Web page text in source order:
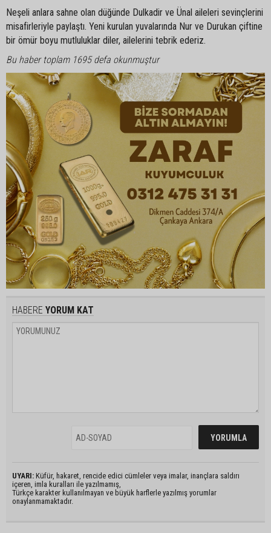
Neşeli anlara sahne olan düğünde Dulkadir ve Ünal aileleri sevinçlerini
misafirleriyle paylaştı. Yeni kurulan yuvalarında Nur ve Durukan çiftine
bir ömür boyu mutluluklar diler, ailelerini tebrik ederiz.
Bu haber toplam 1695 defa okunmuştur
HABERE YORUM KAT
UYARI: Küfür, hakaret, rencide edici cümleler veya imalar, inançlara saldırı
içeren, imla kuralları ile yazılmamış,
Türkçe karakter kullanılmayan ve büyük harflerle yazılmış yorumlar
onaylanmamaktadır.